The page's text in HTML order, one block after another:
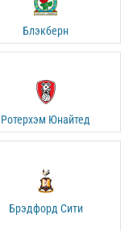
Блэкберн
Ротерхэм Юнайтед
Брэдфорд Сити